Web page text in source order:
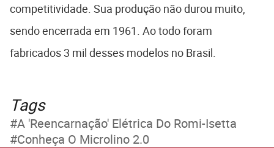
competitividade. Sua produção não durou muito,
sendo encerrada em 1961. Ao todo foram
fabricados 3 mil desses modelos no Brasil.
Tags
A 'reencarnação' Elétrica Do Romi-Isetta
Conheça O Microlino 2.0